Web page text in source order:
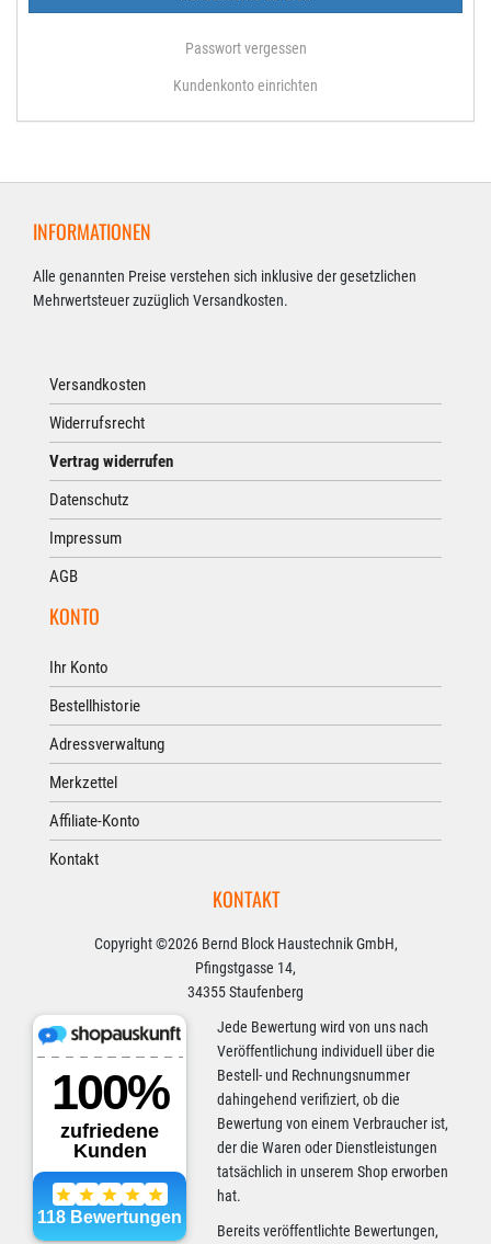
Passwort vergessen
Kundenkonto einrichten
INFORMATIONEN
Alle genannten Preise verstehen sich inklusive der gesetzlichen
Mehrwertsteuer zuzüglich Versandkosten.
Versandkosten
Widerrufsrecht
Vertrag widerrufen
Datenschutz
Impressum
AGB
KONTO
Ihr Konto
Bestellhistorie
Adressverwaltung
Merkzettel
Affiliate-Konto
Kontakt
KONTAKT
Copyright ©2026 Bernd Block Haustechnik GmbH,
Pfingstgasse 14,
34355 Staufenberg
Jede Bewertung wird von uns nach
Veröffentlichung individuell über die
Bestell- und Rechnungsnummer
dahingehend verifiziert, ob die
Bewertung von einem Verbraucher ist,
der die Waren oder Dienstleistungen
tatsächlich in unserem Shop erworben
hat.
Bereits veröffentlichte Bewertungen,